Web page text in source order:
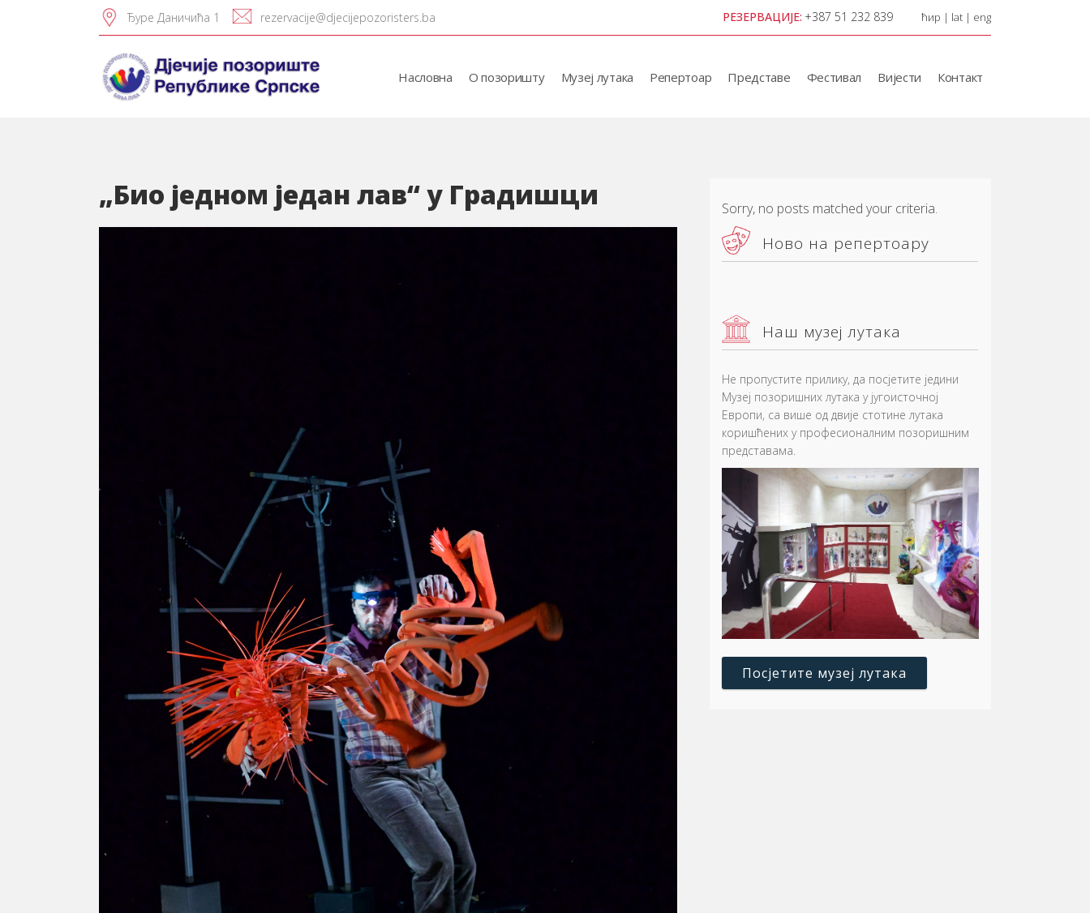
Ђуре Даничића 1 rezervacije@djecijepozoristers.ba РЕЗЕРВАЦИЈЕ: +387 51 232 839 ћир | lat | eng
Насловна О позоришту Музеј лутака Репертоар Представе Фестивал Вијести Контакт
„Био једном један лав“ у Градишци Sorry, no posts matched your criteria.
Ново на репертоару
Наш музеј лутака
Не пропустите прилику, да посјетите једини
Музеј позоришних лутака у југоисточној
Европи, са више од двије стотине лутака
коришћених у професионалним позоришним
представама.
Посјетите музеј лутака